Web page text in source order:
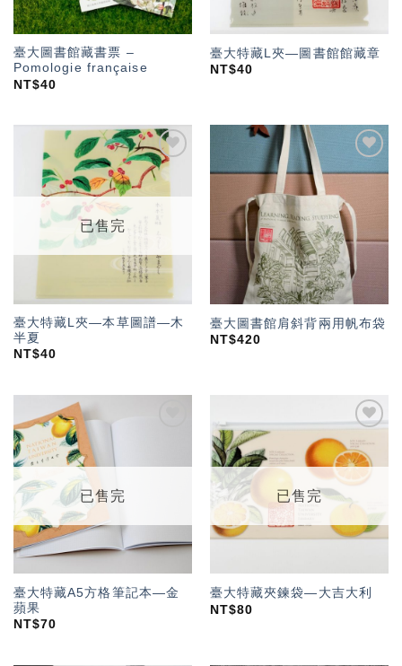
臺大圖書館藏書票 –
Pomologie française
NT$40
臺大特藏L夾—圖書館館藏章
NT$40
加入
「願
望輕
已售完
臺大特藏L夾—本草圖譜—木
半夏
NT$40
加入
臺大圖書館肩斜背兩用帆布袋
NT$420
望輕
已售完
臺大特藏A5方格筆記本—金
蘋果
NT$70
加入
「願
望輕
單」
已售完
臺大特藏夾鍊袋—大吉大利
NT$80